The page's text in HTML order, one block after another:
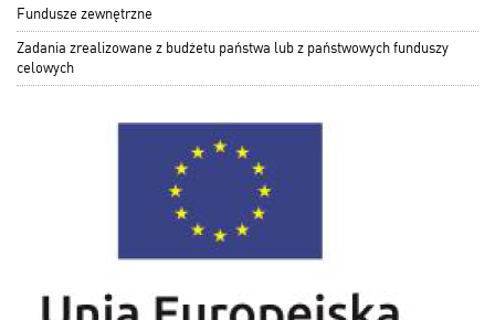
Fundusze zewnętrzne
Zadania zrealizowane z budżetu państwa lub z państwowych funduszy
celowych